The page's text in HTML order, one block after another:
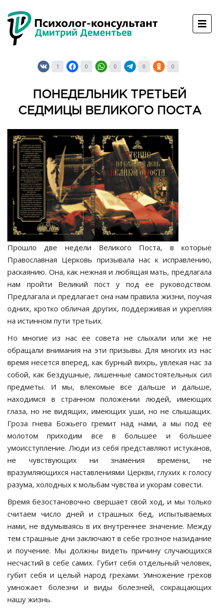
1 0 0 0 0
ПОНЕДЕЛЬНИК ТРЕТЬЕЙ
СЕДМИЦЫ ВЕЛИКОГО ПОСТА
Прошло две недели Великого Поста, в которые
Православная Церковь призывала нас к исправлению,
раскаянию. Она, как нежная и любящая мать, предлагала
нам пройти Великий пост у под ее руководством.
Предлагала и предлагает она нам правила жизни, поучая
одних, кротко обличая других, поддерживая и укрепляя
на истинном пути третьих.
Но многие из нас ее совета не слыхали или же не
обращали внимания на эти призывы. Для многих из нас
время несется вперед, как бурный вихрь, увлекая нас за
собой, как бездушные, лишенные самостоятельных сил
предметы. И мы, влекомые все дальше и дальше,
находимся в странном положении людей, имеющих
глаза, но не видящих, имеющих уши, но не слышащих.
Гроза гнева Божьего гремит над нами, а мы под ее
молотом приходим все в большее и большее
умоисступление. Люди из себя представляют истуканов,
не чувствующих ни знамения времени, не
вразумляющихся наставлениями Церкви, глухих к голосу
разума, холодных к мольбам чувства и укорам совести.
Время безостановочно свершает свой ход, и мы только
считаем число дней и страшных бед, испытываемых
нами, не вдумываясь в их внутреннее значение. Между
тем страшные дни заключают в себе грозное назидание
и поучение. Мы должны видеть причину случающихся
несчастий в себе самих. Губит себя отдельный человек,
губит себя и целый народ грехами. Умножение грехов
умножает болезни и виды болезней, сокращающих
нашу жизнь.